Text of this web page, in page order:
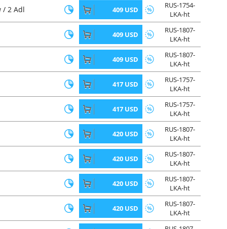
/ 2 Adl 409 USD
RUS-1754-
LKA-ht
409 USD
RUS-1807-
LKA-ht
409 USD
RUS-1807-
LKA-ht
417 USD
RUS-1757-
LKA-ht
417 USD
RUS-1757-
LKA-ht
420 USD
RUS-1807-
LKA-ht
420 USD
RUS-1807-
LKA-ht
420 USD
RUS-1807-
LKA-ht
420 USD
RUS-1807-
LKA-ht